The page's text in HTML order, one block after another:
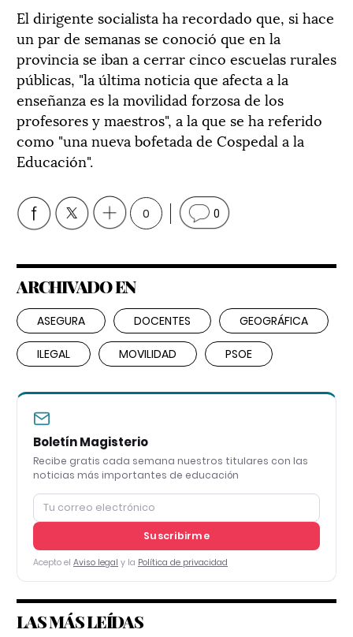
El dirigente socialista ha recordado que, si hace
un par de semanas se conoció que en la
provincia se iban a cerrar cinco escuelas rurales
públicas, "la última noticia que afecta a la
enseñanza es la movilidad forzosa de los
profesores y maestros", a la que se ha referido
como "una nueva bofetada de Cospedal a la
Educación".
0 0
ARCHIVADO EN
ASEGURA DOCENTES GEOGRÁFICA
ILEGAL MOVILIDAD PSOE
Boletín Magisterio
Recibe gratis cada semana nuestros titulares con las
noticias más importantes de educación
Suscribirme
Acepto el Aviso legal y la Política de privacidad
LAS MÁS LEÍDAS